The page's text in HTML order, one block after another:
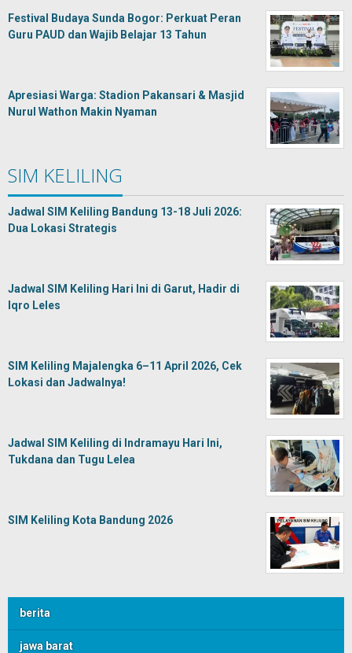
Festival Budaya Sunda Bogor: Perkuat Peran
Guru PAUD dan Wajib Belajar 13 Tahun
Apresiasi Warga: Stadion Pakansari & Masjid
Nurul Wathon Makin Nyaman
SIM KELILING
Jadwal SIM Keliling Bandung 13-18 Juli 2026:
Dua Lokasi Strategis
Jadwal SIM Keliling Hari Ini di Garut, Hadir di
Iqro Leles
SIM Keliling Majalengka 6–11 April 2026, Cek
Lokasi dan Jadwalnya!
Jadwal SIM Keliling di Indramayu Hari Ini,
Tukdana dan Tugu Lelea
SIM Keliling Kota Bandung 2026
berita
jawa barat